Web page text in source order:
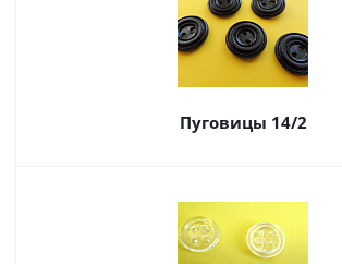
Пуговицы 14/2